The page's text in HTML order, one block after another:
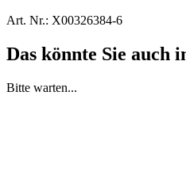
Art. Nr.: X00326384-6
Das könnte Sie auch
Bitte warten...